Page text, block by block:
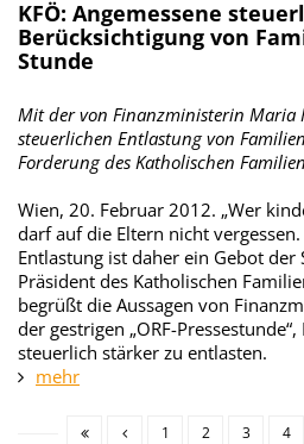
KFÖ: Angemessene
Berücksichtigung von
Stunde
Mit der von Finanzministerin Maria
steuerlichen Entlastung von
Forderung des Katholischen
Wien, 20. Februar 2012. „Wer
darf auf die Eltern nicht
Entlastung ist daher ein Gebot der
Präsident des Katholischen
begrüßt die Aussagen von
der gestrigen „ORF-
steuerlich stärker zu entlasten.
mehr
1 2 3 4